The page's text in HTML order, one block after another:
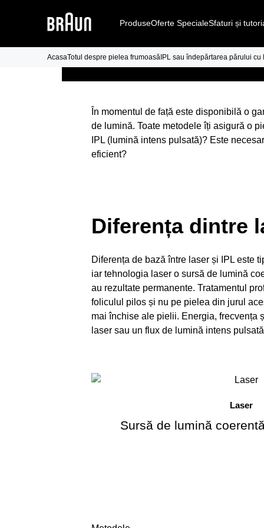
ProduseOferte SpecialeSfaturi și
AcasaTotul despre pielea frumoasă IPL sau îndepărtarea părului cu
În momentul de față este disponibilă o
de lumină. Toate metodele îți asigură o
IPL (lumină intens pulsată)? Este
eficient?
Diferența dintre
Diferența de bază între laser și IPL este
iar tehnologia laser o sursă de lumină
au rezultate permanente. Tratamentul
foliculul pilos și nu pe pielea din jurul
mai închise ale pielii. Energia, frecvența
laser sau un flux de lumină intens
Laser
Sursă de lumină